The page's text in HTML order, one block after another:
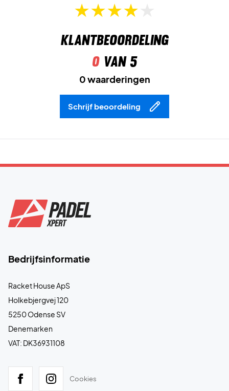
Klantbeoordeling
0van 5
0 waarderingen
Schrijf beoordeling
Bedrijfsinformatie
Racket House ApS
Holkebjergvej 120
5250 Odense SV
Denemarken
VAT: DK36931108
Cookies